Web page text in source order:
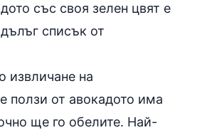
със своя зелен цвят е
списък от
извличане на
ползи от авокадото има
ще го обелите. Най-